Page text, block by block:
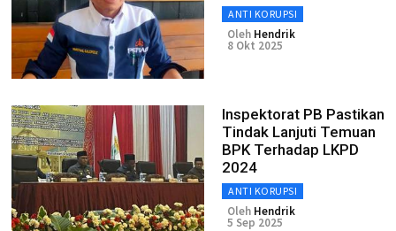
ANTI KORUPSI
Oleh Hendrik
8 Okt 2025
Inspektorat PB Pastikan
Tindak Lanjuti Temuan
BPK Terhadap LKPD
2024
ANTI KORUPSI
Oleh Hendrik
5 Sep 2025